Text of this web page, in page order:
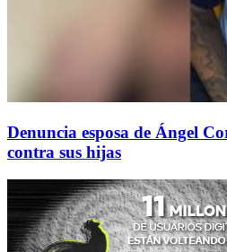
Denuncia esposa de Ángel
contra sus hijas